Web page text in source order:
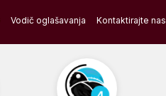
Vodič oglašavanja Kontaktirajte nas